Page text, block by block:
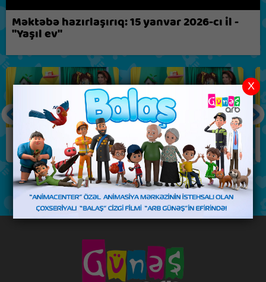
Məktəbə hazırlaşırıq: 15 yanvar 2026-cı il -
"Yaşıl ev"
X